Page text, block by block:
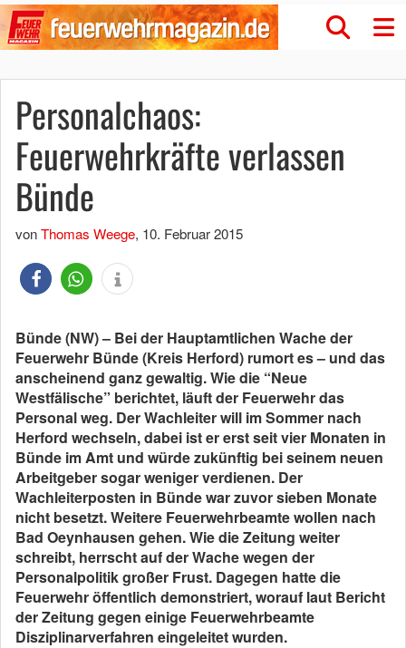
Personalchaos:
Feuerwehrkräfte verlassen
Bünde
vonThomas Weege, 10. Februar 2015
Bünde (NW) – Bei der Hauptamtlichen Wache der
Feuerwehr Bünde (Kreis Herford) rumort es – und das
anscheinend ganz gewaltig. Wie die “Neue
Westfälische” berichtet, läuft der Feuerwehr das
Personal weg. Der Wachleiter will im Sommer nach
Herford wechseln, dabei ist er erst seit vier Monaten in
Bünde im Amt und würde zukünftig bei seinem neuen
Arbeitgeber sogar weniger verdienen. Der
Wachleiterposten in Bünde war zuvor sieben Monate
nicht besetzt. Weitere Feuerwehrbeamte wollen nach
Bad Oeynhausen gehen. Wie die Zeitung weiter
schreibt, herrscht auf der Wache wegen der
Personalpolitik großer Frust. Dagegen hatte die
Feuerwehr öffentlich demonstriert, worauf laut Bericht
der Zeitung gegen einige Feuerwehrbeamte
Disziplinarverfahren eingeleitet wurden.